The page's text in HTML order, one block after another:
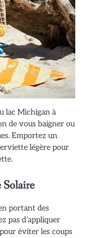
lac Michigan à
de vous baigner ou
Emportez un
légère pour
Solaire
portant des
pas d’appliquer
éviter les coups